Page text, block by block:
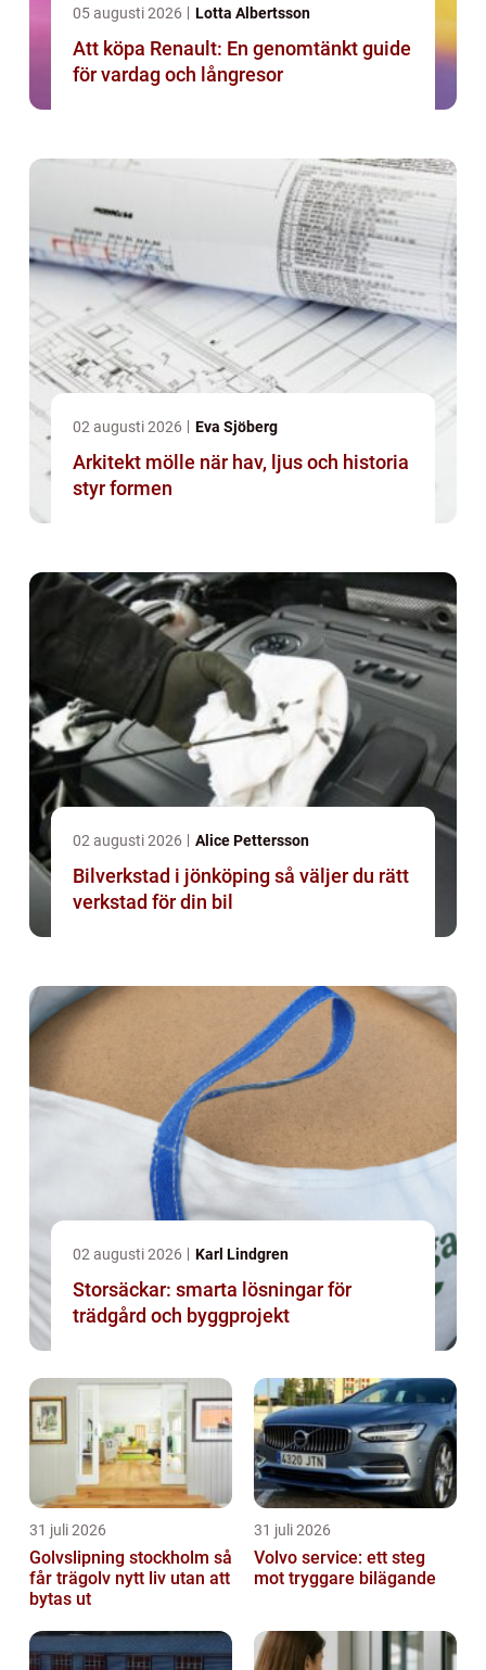
05 augusti 2026 Lotta Albertsson
Att köpa Renault: En genomtänkt guide
för vardag och långresor
02 augusti 2026 Eva Sjöberg
Arkitekt mölle när hav, ljus och historia
styr formen
02 augusti 2026 Alice Pettersson
Bilverkstad i jönköping så väljer du rätt
verkstad för din bil
02 augusti 2026 Karl Lindgren
Storsäckar: smarta lösningar för
trädgård och byggprojekt
31 juli 2026
Golvslipning stockholm så
får trägolv nytt liv utan att
bytas ut
31 juli 2026
Volvo service: ett steg
mot tryggare bilägande